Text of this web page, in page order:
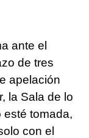
ante el
de tres
apelación
la Sala de lo
esté tomada,
con el